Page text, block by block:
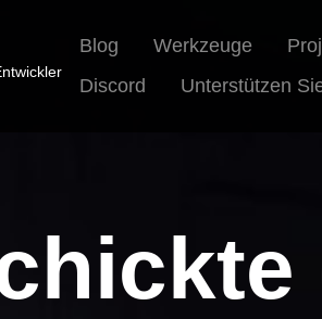
Blog Werkzeuge
Discord
Unterstützen